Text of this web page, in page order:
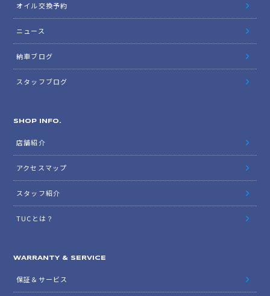
オイル交換予約
ニュース
納車ブログ
スタッフブログ
SHOP INFO.
店舗紹介
アクセスマップ
スタッフ紹介
TUCとは？
WARRANTY & SERVICE
保証＆サービス